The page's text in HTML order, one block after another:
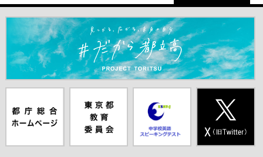
＃だから都立高（別ウインドウが開きます）
ムページ（別
ウインドウが
員会（別ウイ
ンドウが開き
ピーキングテ
スト（別ウイ
ンドウが開き
（別ウインド
ウが開きま
す）